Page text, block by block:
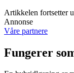
Artikkelen fortsetter
Annonse
Våre partnere
Fungerer